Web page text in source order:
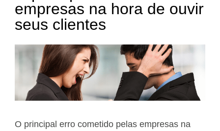
empresas na hora de ouvir
seus clientes
O principal erro cometido pelas empresas na